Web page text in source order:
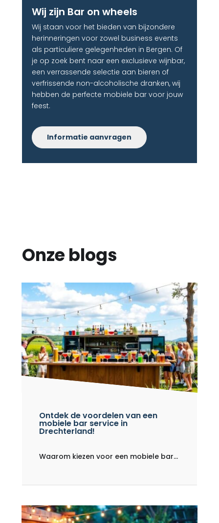
Wij zijn Bar on wheels
Wij staan voor het bieden van bijzondere
herinneringen voor zowel business events
als particuliere gelegenheden in Bergen. Of
je op zoek bent naar een exclusieve wijnbar,
een verrassende selectie aan bieren of
verfrissende non-alcoholische dranken, wij
hebben de perfecte mobiele bar voor jouw
feest.
Informatie aanvragen
Onze blogs
Ontdek de voordelen van een
mobiele bar service in
Drechterland!
Waarom kiezen voor een mobiele bar...